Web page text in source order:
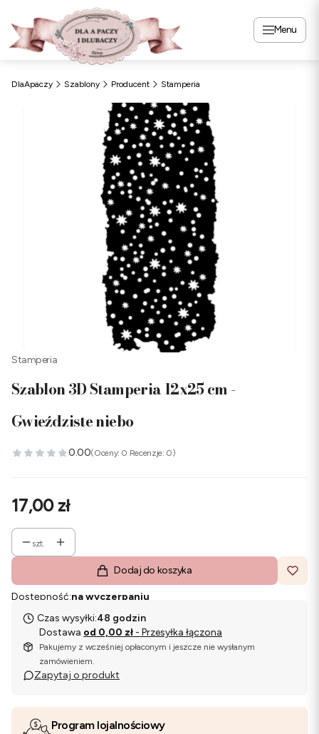
Menu
DlaApaczy Szablony Producent Stamperia
Stamperia
Szablon 3D Stamperia 12x25 cm -
Gwieździste niebo
0.00(Oceny: 0 Recenzje: 0)
Cena
17,00 zł
szt.
Dodaj do koszyka
Dostępność:na wyczerpaniu
Czas wysyłki:48 godzin
Dostawa od 0,00 zł - Przesyłka łączona
Pakujemy z wcześniej opłaconym i jeszcze nie wysłanym
zamówieniem.
Zapytaj o produkt
Program lojalnościowy